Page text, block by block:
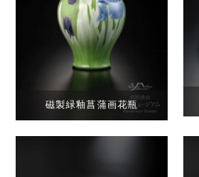
磁製緑釉菖蒲画花瓶